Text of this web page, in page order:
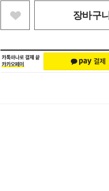
장바구니